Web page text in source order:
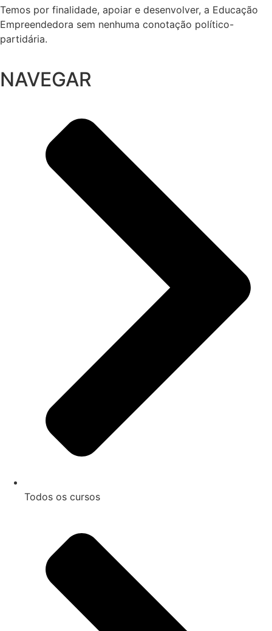
Temos por finalidade, apoiar e desenvolver, a Educação
Empreendedora sem nenhuma conotação político-
partidária.
NAVEGAR
Todos os cursos